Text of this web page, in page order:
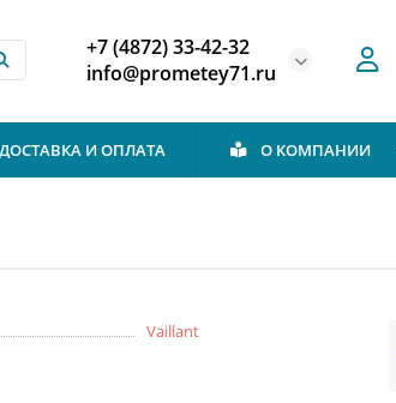
+7 (4872) 33-42-32
info@prometey71.ru
ДОСТАВКА И ОПЛАТА О КОМПАНИИ
Vaillant